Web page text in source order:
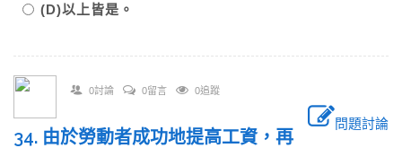
(D)以上皆是。
0討論 0留言 0追蹤
問題討論
34. 由於勞動者成功地提高工資，再